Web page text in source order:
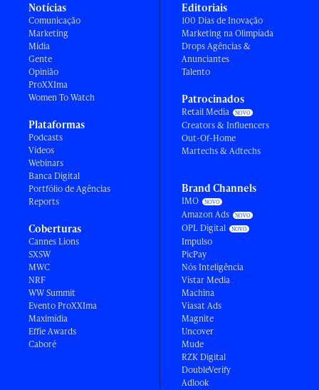
Notícias
Comunicação
Marketing
Mídia
Gente
Opinião
ProXXIma
Women To Watch
Plataformas
Podcasts
Vídeos
Webinars
Banca Digital
Portfólio de Agências
Reports
Coberturas
Cannes Lions
SXSW
MWC
NRF
WW Summit
Evento ProXXIma
Maximídia
Effie Awards
Caboré
Editoriais
100 Dias de Inovação
Marketing na Olimpíada
Drops Agências &
Anunciantes
Talento
Patrocinados
Retail Media
Creators & Influencers
Out-Of-Home
Martechs & Adtechs
Brand Channels
IMO
Amazon Ads
OPL Digital
Impulso
PicPay
Nós Inteligência
Vistar Media
Machina
Viasat Ads
Magnite
Uncover
Mude
RZK Digital
DoubleVerify
Adlook